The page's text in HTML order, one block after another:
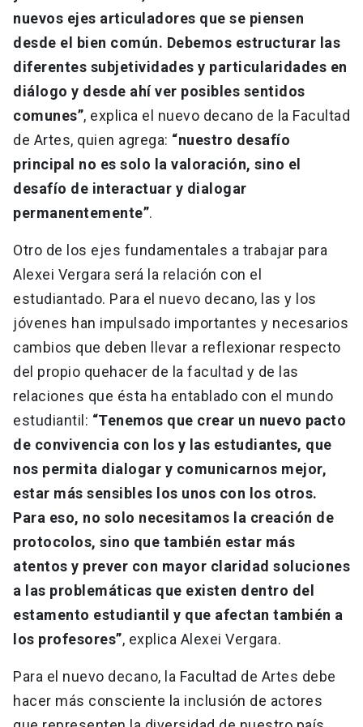
nuevos ejes articuladores que se piensen
desde el bien común. Debemos estructurar las
diferentes subjetividades y particularidades en
diálogo y desde ahí ver posibles sentidos
comunes”, explica el nuevo decano de la Facultad
de Artes, quien agrega: “nuestro desafío
principal no es solo la valoración, sino el
desafío de interactuar y dialogar
permanentemente”.
Otro de los ejes fundamentales a trabajar para
Alexei Vergara será la relación con el
estudiantado. Para el nuevo decano, las y los
jóvenes han impulsado importantes y necesarios
cambios que deben llevar a reflexionar respecto
del propio quehacer de la facultad y de las
relaciones que ésta ha entablado con el mundo
estudiantil: “Tenemos que crear un nuevo pacto
de convivencia con los y las estudiantes, que
nos permita dialogar y comunicarnos mejor,
estar más sensibles los unos con los otros.
Para eso, no solo necesitamos la creación de
protocolos, sino que también estar más
atentos y prever con mayor claridad soluciones
a las problemáticas que existen dentro del
estamento estudiantil y que afectan también a
los profesores”, explica Alexei Vergara.
Para el nuevo decano, la Facultad de Artes debe
hacer más consciente la inclusión de actores